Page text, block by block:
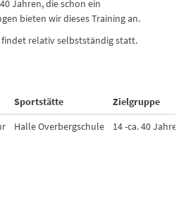
Jahren, die schon ein
bieten wir dieses Training an.
findet relativ selbstständig statt.
Sportstätte
Zielgruppe
Halle Overbergschule 14 -ca. 40 Jahre